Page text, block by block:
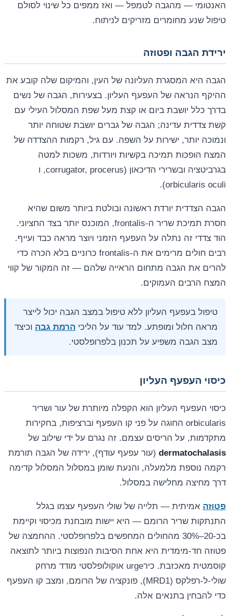
האנטומי — מהגבה לטמפל — ואז ממפים כל שינוי לסולם
טיפול שנע מחומרים מזריקים לניתוח.
ירידת הגבה ופטוזה
הגבה היא המסגרת העליונה של העין, והמיקום שלה קובע את
ההיקף הנראה של העפעף העליון. בצעירות, הגבה של נשים
בדרך כלל יושבת ביום או קצת מעל שפת המסלול העילי עם
קשת צדדית עדינה; הגבה של גברים יושבת שטוחה יותר
ונמוכה יותר, ישירות על השפה. עם גיל, רקמות ההצדדה של
המצח הופכות תמיכה בקשיות ויורדות, משכות למטה
בגרביטציה ובשרירי הדיכאון (corrugator, procerus, ו
orbicularis oculi).
הגבה הצדדית יורדת ראשונה ובולטת ביותר משום שהיא
חסרת תמיכת שריר ה-frontalis, המוכנס יותר בצד החציוני.
הוד צדדי זה נתלה על העפעף הזמני ויוצר מראה כבד ועייף.
רבים חולים מרימים את ה-frontalis כרוניים בלא הכרה כדי
להרים את הגבה מתחום הראייה שלהם — זה המקור של קווי
המצח הרבים העמוקים.
טיפול בעפעף העליון ללא טיפול במצב הגבה יכול לייצר
מראה חלול ומופתע. למד עוד על הליכי הרמת גבה וכיצד
מצב הגבה משפיע על תכנון בלפרופלסטי.
כיסוי העפעף העליון
כיסוי העפעף העליון הוא הקפלה מיותרת של עור ושריר
orbicularis החוגה על פני קו העפעף וברציפות, בחקירות
מתקדמות, על הריסים עצמם. זה נגרם על ידי שילוב של
dermatochalasis (עור עפעף עודף), ירידה של הגבה תורמת
רקמה נוספת מלמעלה, והנעת שומן במסלול המסלול קדימה
דרך מחיצה מחלישה במסלול.
פטוזה אמיתית — תלייה של שולי העפעף עצמו בגלל
התנתקות שריר הרומם — היא יישות מובחנת מכיסוי וקיימת
בכ-20–30% מהחולים המחפשים בלפרופלסטי. ההחמצה של
פטוזה חד-מימדית היא אחת הסיבות הנפוצות ביותר לתוצאה
קוסמטית מאכזבת. כירurge אוקולופלסטי מודד מרחק
שולי-ל-רפלקס (MRD1), פונקציה של הרומם, ומצב קו העפעף
כדי להבחין בתנאים אלה.